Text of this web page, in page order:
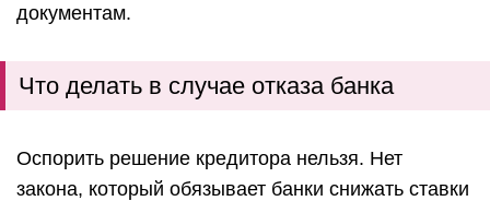
документам.
Что делать в случае отказа банка
Оспорить решение кредитора нельзя. Нет
закона, который обязывает банки снижать ставки